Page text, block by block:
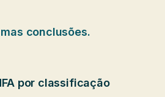
conclusões.
por classificação